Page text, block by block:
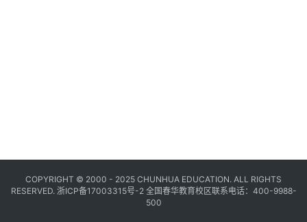
COPYRIGHT © 2000 - 2025 CHUNHUA EDUCATION. ALL RIGHTS
RESERVED. 浙ICP备17003315号-2全国春华教育校区联系电话：400-9988-
500